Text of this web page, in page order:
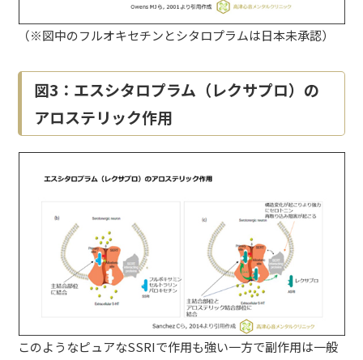
（※図中のフルオキセチンとシタロプラムは日本未承認）
図3：エスシタロプラム（レクサプロ）の
アロステリック作用
このようなピュアなSSRIで作用も強い一方で副作用は一般